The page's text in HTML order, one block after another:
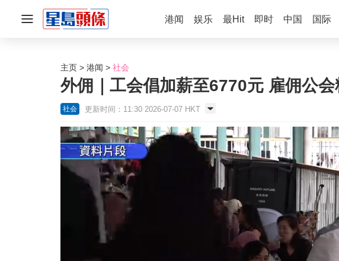
港闻 娱乐 最Hit 即时 中国 国际
主页 港闻 社会
外佣｜工会倡加薪至6770元 雇佣公
社会 更新时间：11:30 2026-07-07 HKT